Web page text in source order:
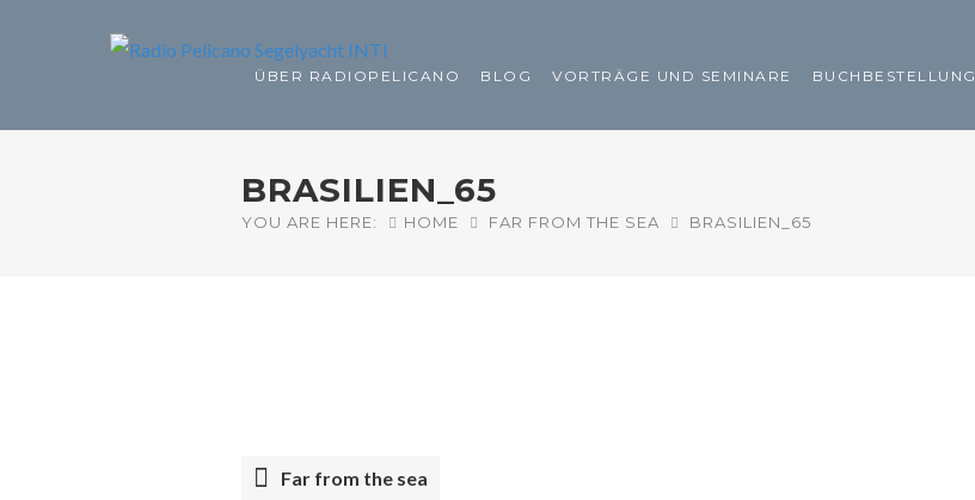
ÜBER RADIOPELICANO BLOG VORTRÄGE UND SEMINARE BUCHBESTELLUNG
BRASILIEN_65
YOU ARE HERE: HOME FAR FROM THE SEA BRASILIEN_65
Far from the sea